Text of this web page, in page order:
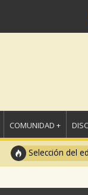
COMUNIDAD +
Selección del